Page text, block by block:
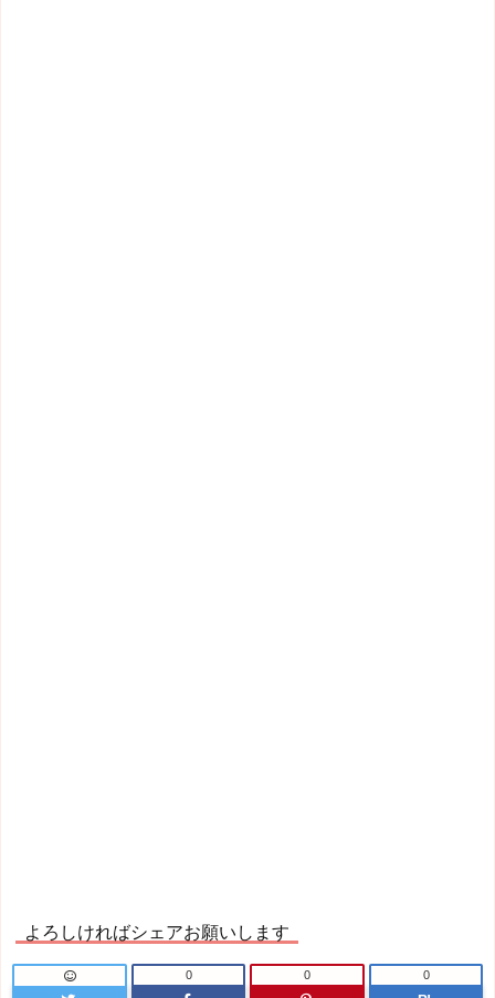
よろしければシェアお願いします
0 0 0